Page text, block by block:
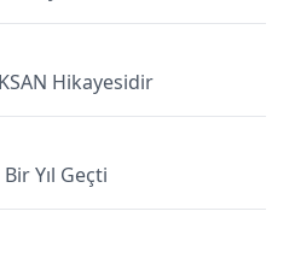
Hikayesidir
Yıl Geçti